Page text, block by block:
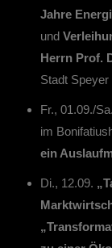
Jahre
und
Herrn Prof.
Stadt
Fr., 01.09./
im
ein
Di., 12.09.